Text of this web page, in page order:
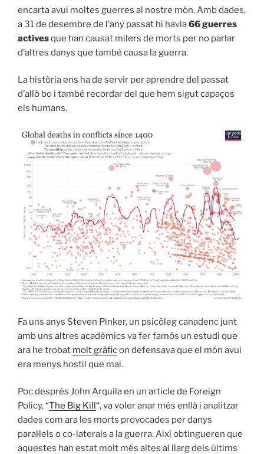
encarta avui moltes guerres al nostre món. Amb dades,
a 31 de desembre de l’any passat hi havia66 guerres
activesque han causat milers de morts per no parlar
d’altres danys que també causa la guerra.
La història ens ha de servir per aprendre del passat
d’allò bo i també recordar del que hem sigut capaços
els humans.
Fa uns anys Steven Pinker, un psicòleg canadenc junt
amb uns altres acadèmics va fer famós un estudi que
ara he trobat molt gràficon defensava que el món avui
era menys hostil que mai.
Poc després John Arquila en un article de Foreign
Policy, “The Big Kill“, va voler anar més enllà i analitzar
dades com ara les morts provocades per danys
paral·lels o co-laterals a la guerra. Així obtingueren que
aquestes han estat molt més altes al llarg dels últims